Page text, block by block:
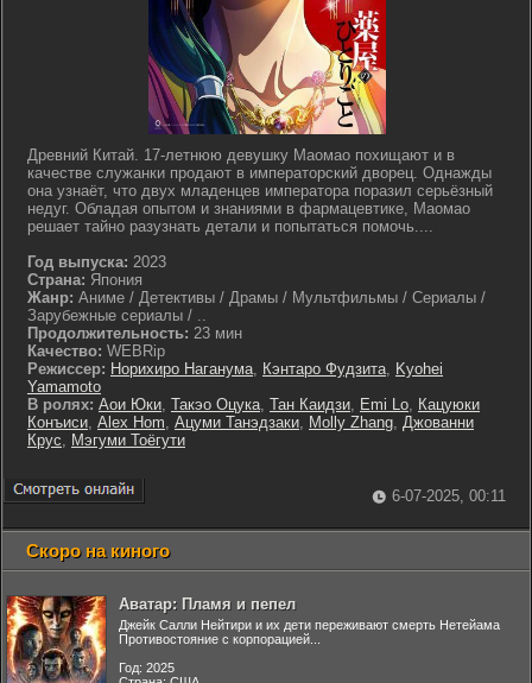
Древний Китай. 17-летнюю девушку Маомао похищают и в
качестве служанки продают в императорский дворец. Однажды
она узнаёт, что двух младенцев императора поразил серьёзный
недуг. Обладая опытом и знаниями в фармацевтике, Маомао
решает тайно разузнать детали и попытаться помочь....
Год выпуска: 2023
Страна: Япония
Жанр: Аниме / Детективы / Драмы / Мультфильмы / Сериалы /
Зарубежные сериалы / ..
Продолжительность: 23 мин
Качество: WEBRip
Режиссер: Норихиро Наганума, Кэнтаро Фудзита, Kyohei
Yamamoto
В ролях: Аои Юки, Такэо Оцука, Тан Каидзи, Emi Lo, Кацуюки
Конъиси, Alex Hom, Ацуми Танэдзаки, Molly Zhang, Джованни
Крус, Мэгуми Тоёгути
6-07-2025, 00:11
Скоро на киного
Аватар: Пламя и пепел
Джейк Салли Нейтири и их дети переживают смерть Нетейама
Противостояние с корпорацией...
Год: 2025